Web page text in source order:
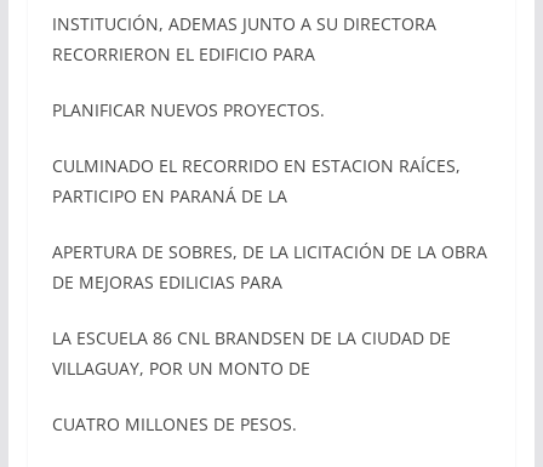
INSTITUCIÓN, ADEMAS JUNTO A SU DIRECTORA
RECORRIERON EL EDIFICIO PARA
PLANIFICAR NUEVOS PROYECTOS.
CULMINADO EL RECORRIDO EN ESTACION RAÍCES,
PARTICIPO EN PARANÁ DE LA
APERTURA DE SOBRES, DE LA LICITACIÓN DE LA OBRA
DE MEJORAS EDILICIAS PARA
LA ESCUELA 86 CNL BRANDSEN DE LA CIUDAD DE
VILLAGUAY, POR UN MONTO DE
CUATRO MILLONES DE PESOS.